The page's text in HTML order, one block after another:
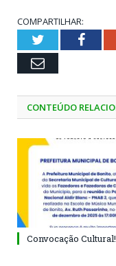
COMPARTILHAR:
Twitter
Email
CONTEÚDO
Convocação Cultural!